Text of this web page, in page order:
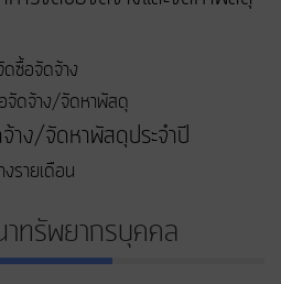
ดซื้อจัดจ้าง
จัดจ้าง/จัดหาพัสดุ
าง/จัดหาพัสดุประจำปี
รายเดือน
ทรัพยากรบุคคล